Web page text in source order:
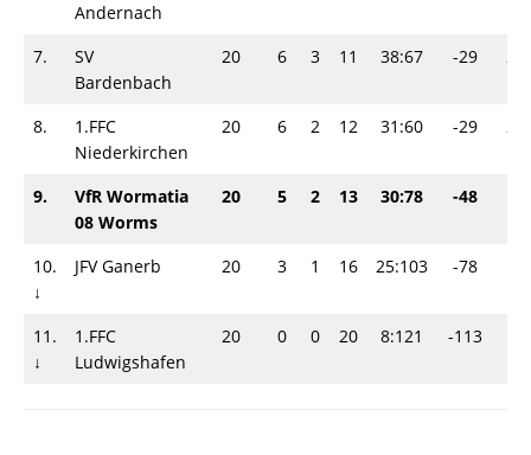
Andernach
7.
SV
Bardenbach
20 6 3 11 38:67 -29 21
8.
1.FFC
Niederkirchen
20 6 2 12 31:60 -29 20
9.
VfR Wormatia
08 Worms
20 5 2 13 30:78 -48
10.
↓
JFV Ganerb 20 3 1 16 25:103 -78
11.
↓
1.FFC
Ludwigshafen
20 0 0 20 8:121 -113